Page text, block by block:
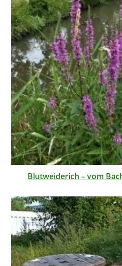
Blutweiderich – vom